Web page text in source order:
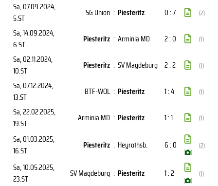
Sa, 07.09.2024,
5.ST
SG Union : Piesteritz 0 : 7 (2)
Sa, 14.09.2024,
6.ST
Piesteritz : Arminia MD 2 : 0 (1)
Sa, 02.11.2024,
10.ST
Piesteritz : SV Magdeburg 2 : 2 (1)
Sa, 07.12.2024,
13.ST
BTF-WOL : Piesteritz 1 : 4 (1)
Sa, 22.02.2025,
19.ST
Arminia MD : Piesteritz 1 : 1 (1)
Sa, 01.03.2025,
16.ST
Piesteritz : Heyrothsb. 6 : 0
( )
(2)
Sa, 10.05.2025,
23.ST
SV Magdeburg : Piesteritz 1 : 2
( )
(1)